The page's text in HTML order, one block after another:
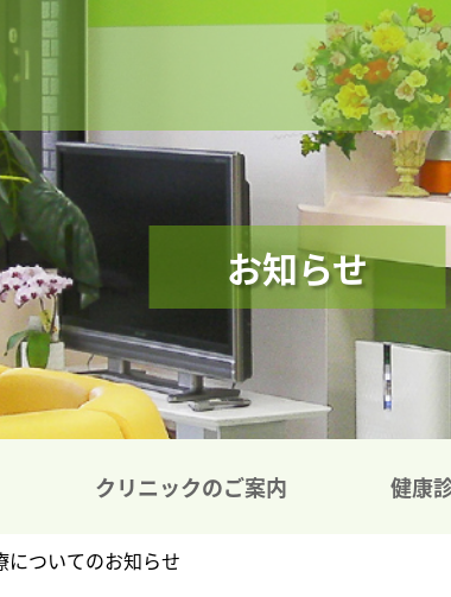
お知らせ
クリニックのご案内 健康
ついてのお知らせ